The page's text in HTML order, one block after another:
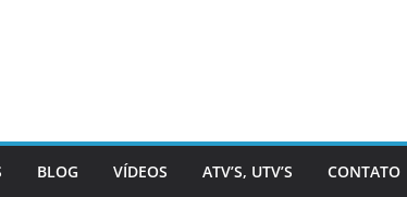
BLOG VÍDEOS ATV’S, UTV’S CONTATO